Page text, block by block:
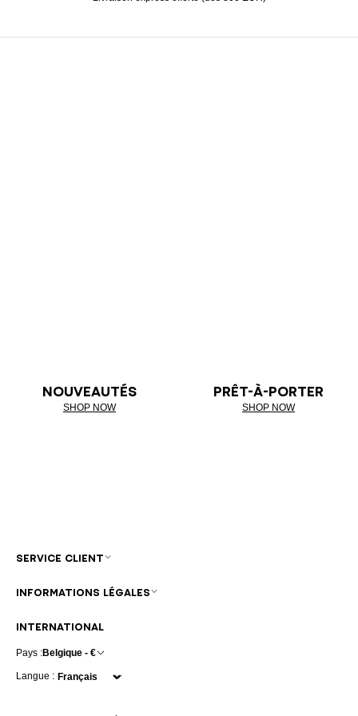
NOUVEAUTÉS
SHOP NOW
PRÊT-À-PORTER
SHOP NOW
INTERNATIONAL
Pays :Belgique - €
Langue :
SERVICE CLIENT
INFORMATIONS LÉGALES